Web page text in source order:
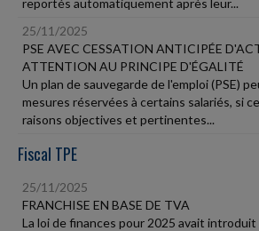
reportés automatiquement après leur...
25/11/2025
PSE AVEC CESSATION ANTICIPÉE
ATTENTION AU PRINCIPE D'ÉGALITÉ
Un plan de sauvegarde de l'emploi (PSE)
mesures réservées à certains salariés, si
raisons objectives et pertinentes...
Fiscal TPE
25/11/2025
FRANCHISE EN BASE DE TVA
La loi de finances pour 2025 avait